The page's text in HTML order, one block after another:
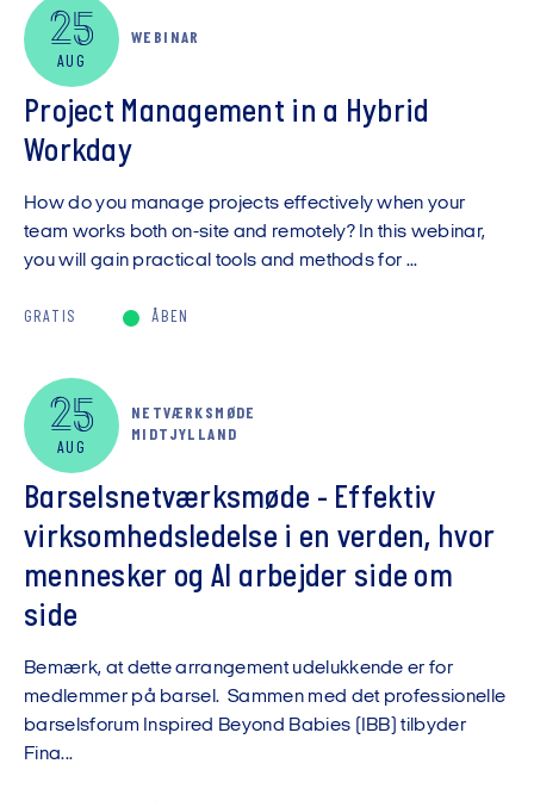
25
AUG
WEBINAR
Project Management in a Hybrid
Workday
How do you manage projects effectively when your
team works both on-site and remotely? In this webinar,
you will gain practical tools and methods for ...
GRATIS ÅBEN
25
AUG
NETVÆRKSMØDE
MIDTJYLLAND
Barselsnetværksmøde - Effektiv
virksomhedsledelse i en verden, hvor
mennesker og AI arbejder side om
side
Bemærk, at dette arrangement udelukkende er for
medlemmer på barsel. Sammen med det professionelle
barselsforum Inspired Beyond Babies (IBB) tilbyder
Fina...